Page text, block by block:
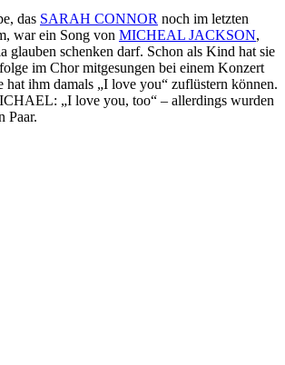
das SARAH CONNOR noch im letzten
war ein Song von MICHEAL JACKSON,
glauben schenken darf. Schon als Kind hat sie
im Chor mitgesungen bei einem Konzert
ihm damals „I love you“ zuflüstern können.
„I love you, too“ – allerdings wurden
Paar.